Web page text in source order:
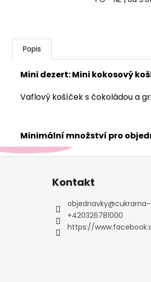
Popis
Mini dezert:Mini kokosový
Vaflový košíček s čokoládou a
Minimální množství pro
Kontakt
objednavky@
+420326781000
https://